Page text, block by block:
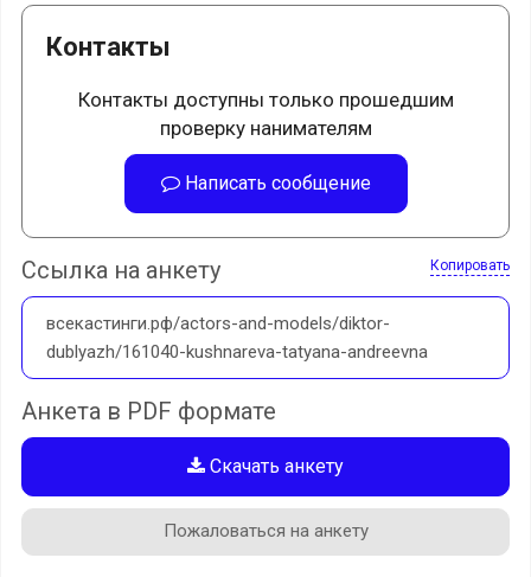
Контакты
Контакты доступны только прошедшим
проверку нанимателям
Написать сообщение
Ссылка на анкету Копировать
всекастинги.рф/actors-and-models/diktor-
dublyazh/161040-kushnareva-tatyana-andreevna
Анкета в PDF формате
Скачать анкету
Пожаловаться на анкету